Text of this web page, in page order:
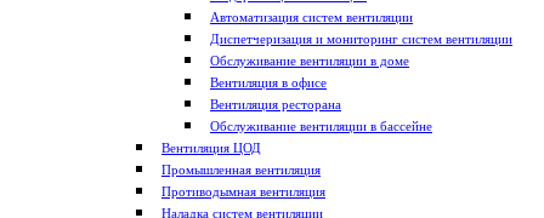
Автоматизация систем вентиляции
Диспетчеризация и мониторинг систем вентиляции
Обслуживание вентиляции в доме
Вентиляция в офисе
Вентиляция ресторана
Обслуживание вентиляции в бассейне
Вентиляция ЦОД
Промышленная вентиляция
Противодымная вентиляция
Наладка систем вентиляции